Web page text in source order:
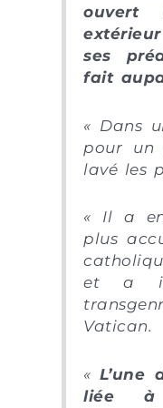
ouvert
ses
fait
« Dans
pour un
lavé les
« Il a
plus
et a
Vatican.
« L’une
liée à